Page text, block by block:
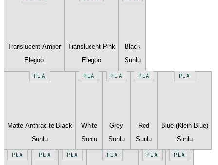
Translucent Amber
Elegoo
Translucent Pink
Elegoo
Black
Sunlu
PLA
Matte Anthracite Black
Sunlu
PLA
White
Sunlu
PLA
Grey
Sunlu
PLA
Red
Sunlu
PLA
Blue (Klein Blue)
Sunlu
PLA PLA PLA PLA PLA PLA